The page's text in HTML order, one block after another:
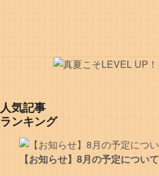
人気記事
ランキング
【お知らせ】8月の予定について